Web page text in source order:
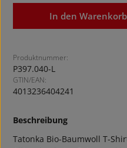
In den Warenkorb
Produktnummer:
P397.040-L
GTIN/EAN:
4013236404241
Beschreibung
Tatonka Bio-Baumwoll T-